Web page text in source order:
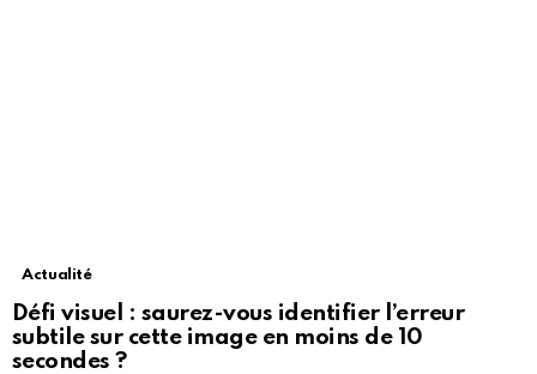
Actualité
Défi visuel : saurez-vous identifier l’erreur
subtile sur cette image en moins de 10
secondes ?